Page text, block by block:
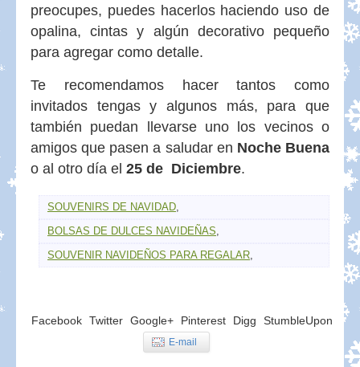
preocupes, puedes hacerlos haciendo uso de
opalina, cintas y algún decorativo pequeño
para agregar como detalle.
Te recomendamos hacer tantos como
invitados tengas y algunos más, para que
también puedan llevarse uno los vecinos o
amigos que pasen a saludar en Noche Buena
o al otro día el 25 de Diciembre.
SOUVENIRS DE NAVIDAD
BOLSAS DE DULCES NAVIDEÑAS
SOUVENIR NAVIDEÑOS PARA REGALAR
Facebook Twitter Google+ Pinterest Digg StumbleUpon
E-mail